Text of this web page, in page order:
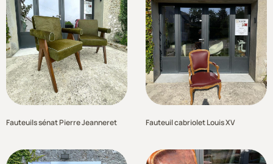
Fauteuils sénat Pierre Jeanneret Fauteuil cabriolet Louis XV